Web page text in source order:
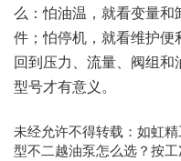
么：怕油温，就看变量
件；怕停机，就看维护
回到压力、流量、阀组和
型号才有意义。
未经允许不得转载： 如虹
型不二越油泵怎么选？按